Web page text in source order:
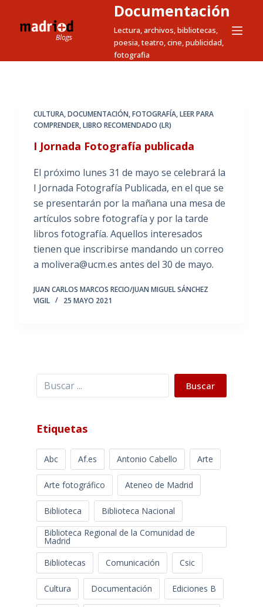
t
Documentación
Lectura, archivos, bibliotecas,
poesia, teatro, cine, publicidad,
fotografia
CULTURA,DOCUMENTACIÓN,FOTOGRAFÍA,LEER PARA
COMPRENDER,LIBRO RECOMENDADO (LR)
I Jornada Fotografía publicada
El próximo lunes 31 de mayo se celebrará la
I Jornada Fotografía Publicada, en el que se
se presentarán por la mañana una mesa de
artículos sobre fotografía y por la tarde
libros fotografía. Aquellos interesados
tienen que inscribirse mandando un correo
a molivera@ucm.es antes del 30 de mayo.
JUAN CARLOS MARCOS RECIO/JUAN MIGUEL SÁNCHEZ
VIGIL
25 MAYO 2021
Buscar Buscar
Etiquetas
Abc Af.es Antonio Cabello Arte
Arte fotográfico Ateneo de Madrid
Biblioteca
Biblioteca Nacional
Biblioteca Regional de la Comunidad de
Madrid
Bibliotecas
Comunicación Csic
Cultura Documentación Ediciones B